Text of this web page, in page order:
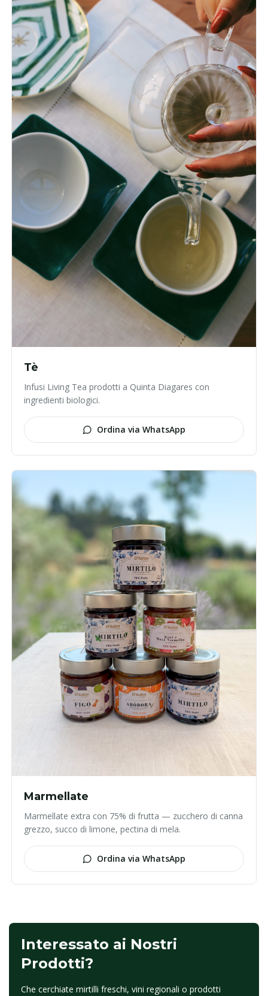
Tè
Infusi Living Tea prodotti a Quinta Diagares con
ingredienti biologici.
Ordina via WhatsApp
Marmellate
Marmellate extra con 75% di frutta — zucchero di canna
grezzo, succo di limone, pectina di mela.
Ordina via WhatsApp
Interessato ai Nostri
Prodotti?
Che cerchiate mirtilli freschi, vini regionali o prodotti